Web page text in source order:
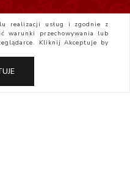
realizacji usług i zgodnie z
warunki przechowywania lub
KliknijAkceptuje by